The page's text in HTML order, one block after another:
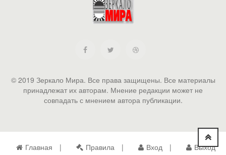
© 2019 Зеркало Мира. Все права защищены. Все материалы
принадлежат их авторам. Мнение редакции может не
совпадать с мнением автора публикации.
Главная Правила Вход Выход